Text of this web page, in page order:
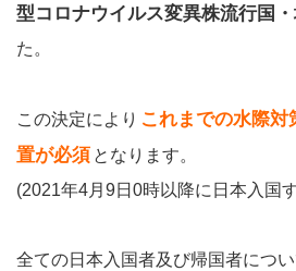
型コロナウイルス変異株流行国
た。
この決定により これまでの水際
置が必須 となります。
(2021年4月9日0時以降に日本入国
全ての日本入国者及び帰国者につ